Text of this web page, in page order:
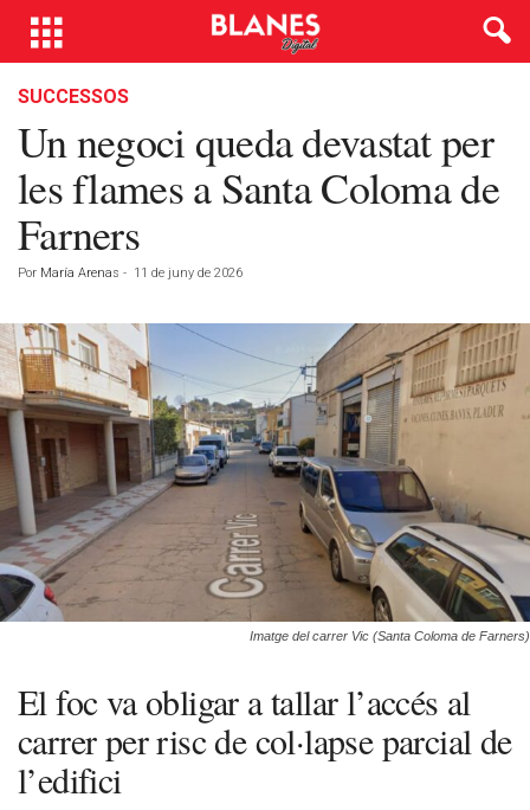
SUCCESSOS
Un negoci queda devastat per
les flames a Santa Coloma de
Farners
Por María Arenas - 11 de juny de 2026
Imatge del carrer Vic (Santa Coloma de Farners)
El foc va obligar a tallar l’accés al
carrer per risc de col·lapse parcial de
l’edifici